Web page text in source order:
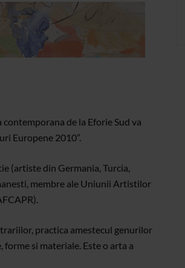
de la Eforie Sud va
Europene 2010”.
(artiste din Germania, Turcia,
membre ale Uniunii Artistilor
practica amestecul genurilor
si materiale. Este o arta a